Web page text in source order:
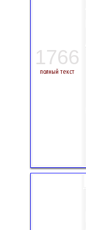
1766
полный текст